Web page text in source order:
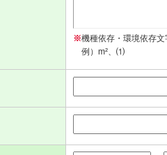
※機種依存・環境依存
例）m²、⑴